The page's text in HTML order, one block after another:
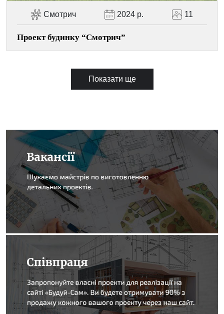
Смотрич 2024 р. 11
Проект будинку “Смотрич”
Показати ще